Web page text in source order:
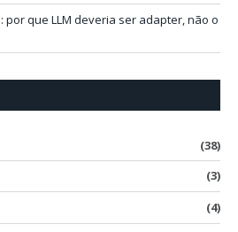
que LLM deveria ser adapter, não o
(38)
(3)
(4)